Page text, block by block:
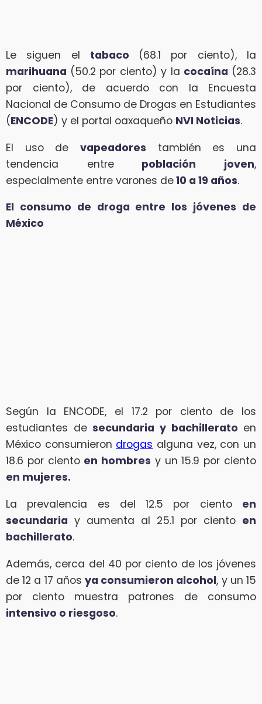
Le siguen el tabaco (68.1 por ciento), la
marihuana (50.2 por ciento) y la cocaína (28.3
por ciento), de acuerdo con la Encuesta
Nacional de Consumo de Drogas en Estudiantes
(ENCODE) y el portal oaxaqueño NVI Noticias.
El uso de vapeadores también es una
tendencia entrepoblación joven,
especialmente entre varones de10 a 19 años.
El consumo de droga entre los jóvenes de
México
Según la ENCODE, el 17.2 por ciento de los
estudiantes de secundaria y bachillerato en
México consumieron drogas alguna vez, con un
18.6 por ciento en hombres y un 15.9 por ciento
en mujeres.
La prevalencia es del 12.5 por ciento en
secundaria y aumenta al 25.1 por ciento en
bachillerato.
Además, cerca del 40 por ciento de los jóvenes
de 12 a 17 años ya consumieron alcohol, y un 15
por ciento muestra patrones de consumo
intensivo o riesgoso.